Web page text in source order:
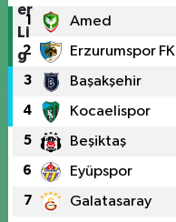
1 Amed
2 Erzurumspor FK
3 Başakşehir
4 Kocaelispor
5 Beşiktaş
6 Eyüpspor
7 Galatasaray